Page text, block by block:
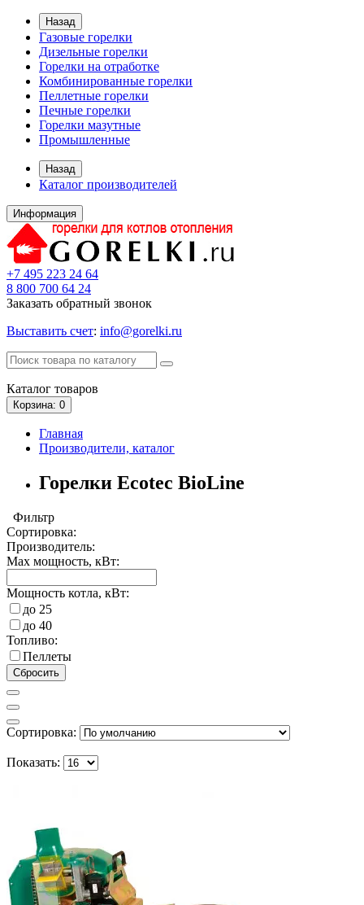
Назад
Газовые горелки
Дизельные горелки
Горелки на отработке
Комбинированные горелки
Пеллетные горелки
Печные горелки
Горелки мазутные
Промышленные
Назад
Каталог производителей
Информация
+7 495 223 24 64
8 800 700 64 24
Заказать обратный звонок
Выставить счет: info@gorelki.ru
Каталог товаров
Корзина: 0
Главная
Производители, каталог
Горелки Ecotec BioLine
Фильтр
Сортировка:
Производитель:
Max мощность, кВт:
Мощность котла, кВт:
до 25
до 40
Топливо:
Пеллеты
Сбросить
Сортировка:
Показать: